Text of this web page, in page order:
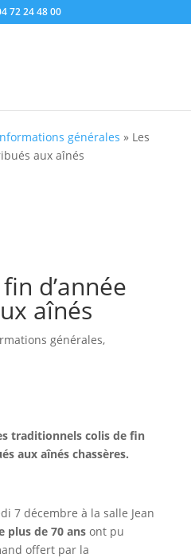
72 24 48 00
générales » Les
aux aînés
d’année
aînés
générales,
traditionnels colis de fin
aux aînés chassères.
7 décembre à la salle Jean
plus de 70 ans ont pu
offert par la